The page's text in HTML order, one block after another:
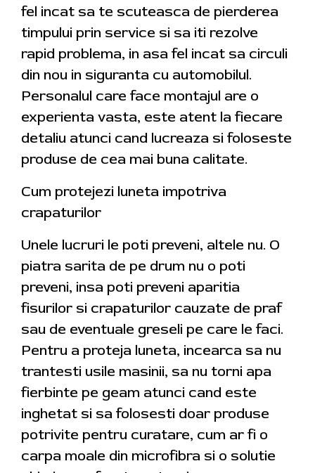
fel incat sa te scuteasca de pierderea
timpului prin service si sa iti rezolve
rapid problema, in asa fel incat sa circuli
din nou in siguranta cu automobilul.
Personalul care face montajul are o
experienta vasta, este atent la fiecare
detaliu atunci cand lucreaza si foloseste
produse de cea mai buna calitate.
Cum protejezi luneta impotriva
crapaturilor
Unele lucruri le poti preveni, altele nu. O
piatra sarita de pe drum nu o poti
preveni, insa poti preveni aparitia
fisurilor si crapaturilor cauzate de praf
sau de eventuale greseli pe care le faci.
Pentru a proteja luneta, incearca sa nu
trantesti usile masinii, sa nu torni apa
fierbinte pe geam atunci cand este
inghetat si sa folosesti doar produse
potrivite pentru curatare, cum ar fi o
carpa moale din microfibra si o solutie